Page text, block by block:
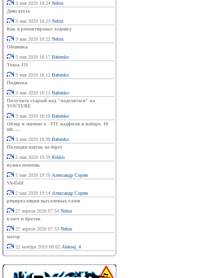
3 мая 2020 18:24 Nebin
Двигатель
3 мая 2020 18:23 Nebin
Как я ремонтировал ходовку
3 мая 2020 18:22 Nebin
Обшивка
3 мая 2020 18:17 Babenko
Teana J31
3 мая 2020 18:12 Babenko
Подвеска
3 мая 2020 18:11 Babenko
Получить старый код "поделиться" на
YOUTUBE
3 мая 2020 18:10 Babenko
Обзор и мнение о - FIT надфили в наборе. 10
шт. ...
3 мая 2020 18:09 Babenko
Полиция взяток не берет
2 мая 2020 19:59 Rikkis
нужна помошь
2 мая 2020 19:16 Александр Сорин
Vk45dd
2 мая 2020 19:14 Александр Сорин
рециркуляция выхлопных газов
27 апреля 2020 07:54 Nebin
ключ и брелок
27 апреля 2020 07:53 Nebin
мотор
22 ноября 2019 00:02 Aleksej_4